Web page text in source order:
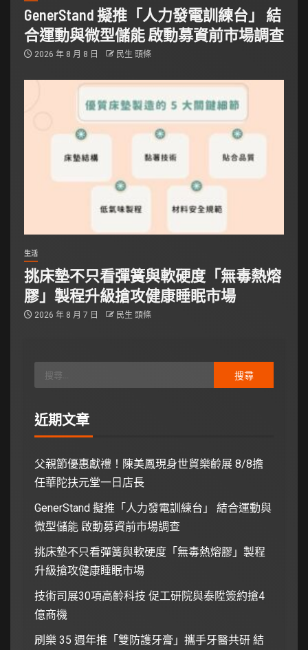
GenerStand 擬推「人力發電訓練台」 結
合運動與微型儲能 啟動募資前市場調查
2026 年 8 月 8 日 民生 頭條
生活
挑床墊不只看彈簧與軟硬度「無毒熱熔
膠」製程升級搶攻健康睡眠市場
2026 年 8 月 7 日 民生 頭條
近期文章
父親節優惠獻禮！陳美鳳現身世貿樂齡展 8/8擔
任華陀扶元堂一日店長
GenerStand 擬推「人力發電訓練台」 結合運動與
微型儲能 啟動募資前市場調查
挑床墊不只看彈簧與軟硬度「無毒熱熔膠」製程
升級搶攻健康睡眠市場
技術司展30項高齡科技 促工研院與泰陞簽約搶4
億商機
刷樂 35 週年推「雙防護牙膏」攜手牙醫共研 結